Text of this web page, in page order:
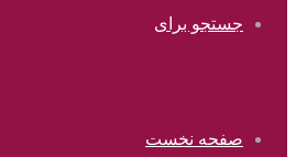
جستجو برای
صفحه نخست